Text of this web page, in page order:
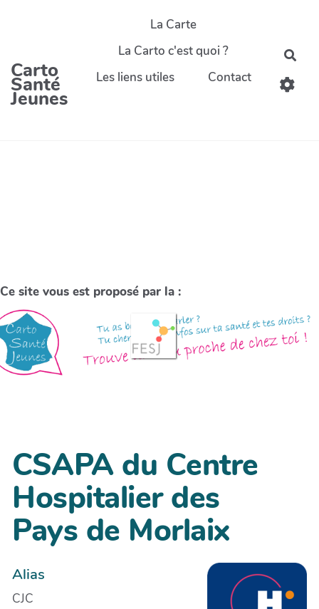
Carto
Santé
Jeunes
La Carte
La Carto c'est quoi ?
Les liens utiles
Contact
Ce site vous est proposé par la :
CSAPA du Centre
Hospitalier des
Pays de Morlaix
Alias
CJC